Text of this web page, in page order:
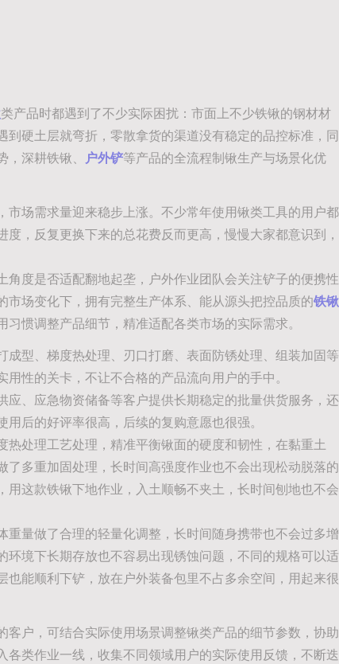
类产品时都遇到了不少实际困扰：市面上不少铁锹的钢材材
硬土层就弯折，零散拿货的渠道没有稳定的品控标准，同
深耕铁锹、
户外铲等产品的全流程制锹生产与场景化优
场需求量迎来稳步上涨。不少常年使用锹类工具的用户都
，反复更换下来的总花费反而更高，慢慢大家都意识到，
度是否适配翻地起垄，户外作业团队会关注铲子的便携性
场变化下，拥有完整生产体系、能从源头把控品质的铁锹
惯调整产品细节，精准适配各类市场的实际需求。
型、梯度热处理、刃口打磨、表面防锈处理、组装加固等
性的关卡，不让不合格的产品流向用户的手中。
、应急物资储备等客户提供长期稳定的批量供货服务，还
后的好评率很高，后续的复购意愿也很强。
处理工艺处理，精准平衡锹面的硬度和韧性，在黏重土
多重加固处理，长时间高强度作业也不会出现松动脱落的
这款铁锹下地作业，入土顺畅不夹土，长时间刨地也不会
量做了合理的轻量化调整，长时间随身携带也不会过多增
境下长期存放也不容易出现锈蚀问题，不同的规格可以适
能顺利下铲，放在户外装备包里不占多余空间，用起来很
户，可结合实际使用场景调整锹类产品的细节参数，协助
类作业一线，收集不同领域用户的实际使用反馈，不断迭